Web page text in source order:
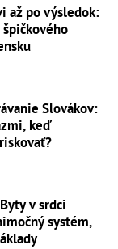
až po výsledok:
Slovákov:
keď
v srdci
systém,